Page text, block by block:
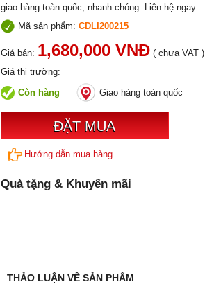
giao hàng toàn quốc, nhanh chóng. Liên hệ ngay.
Mã sản phẩm: CDLI200215
Giá bán: 1,680,000 VNĐ ( chưa VAT)
Giá thị trường:
Còn hàng
Giao hàng toàn quốc
ĐẶT MUA
Hướng dẫn mua hàng
Quà tặng & Khuyến mãi
THẢO LUẬN VỀ SẢN PHẨM